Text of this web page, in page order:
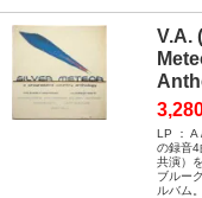
V.A.
LP ： A
の録音4
共演）
ブルー
ルバム